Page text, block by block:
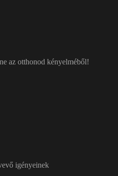
az otthonod kényelméből!
igényeinek